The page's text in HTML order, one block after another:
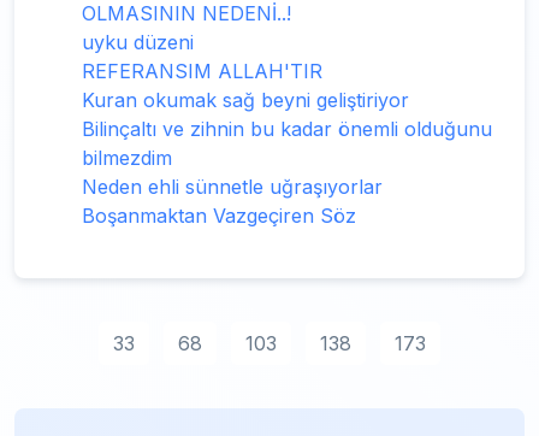
OLMASININ NEDENİ..!
uyku düzeni
REFERANSIM ALLAH'TIR
Kuran okumak sağ beyni geliştiriyor
Bilinçaltı ve zihnin bu kadar önemli olduğunu
bilmezdim
Neden ehli sünnetle uğraşıyorlar
Boşanmaktan Vazgeçiren Söz
33 68 103 138 173